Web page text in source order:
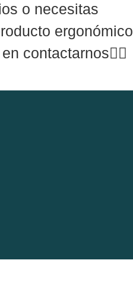
o necesitas
ergonómico
contactarnos👇🏽